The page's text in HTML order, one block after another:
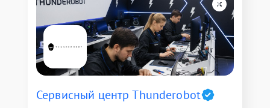
Сервисный центр Thunderobot